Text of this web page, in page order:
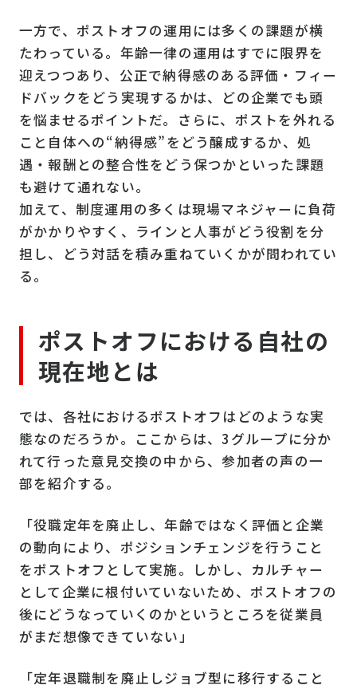
一方で、ポストオフの運用には多くの課題が横
たわっている。年齢一律の運用はすでに限界を
迎えつつあり、公正で納得感のある評価・フィー
ドバックをどう実現するかは、どの企業でも頭
を悩ませるポイントだ。さらに、ポストを外れる
こと自体への“納得感”をどう醸成するか、処
遇・報酬との整合性をどう保つかといった課題
も避けて通れない。
加えて、制度運用の多くは現場マネジャーに負荷
がかかりやすく、ラインと人事がどう役割を分
担し、どう対話を積み重ねていくかが問われてい
る。
ポストオフにおける自社の
現在地とは
では、各社におけるポストオフはどのような実
態なのだろうか。ここからは、3グループに分か
れて行った意見交換の中から、参加者の声の一
部を紹介する。
「役職定年を廃止し、年齢ではなく評価と企業
の動向により、ポジションチェンジを行うこと
をポストオフとして実施。しかし、カルチャー
として企業に根付いていないため、ポストオフの
後にどうなっていくのかというところを従業員
がまだ想像できていない」
「定年退職制を廃止しジョブ型に移行すること